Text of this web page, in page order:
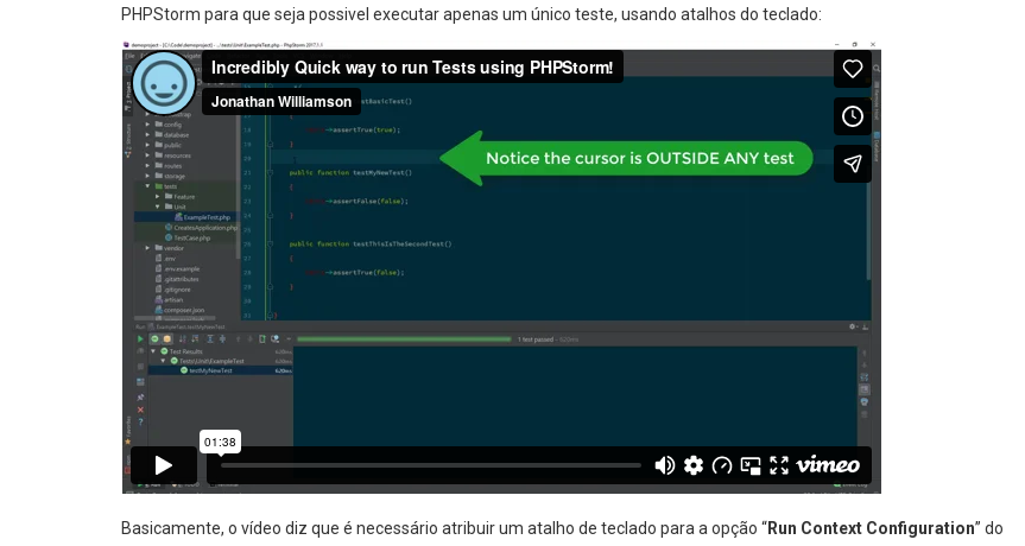
PHPStorm para que seja possivel executar apenas um único teste, usando atalhos do teclado:
Basicamente, o vídeo diz que é necessário atribuir um atalho de teclado para a opção “Run Context Configuration” do